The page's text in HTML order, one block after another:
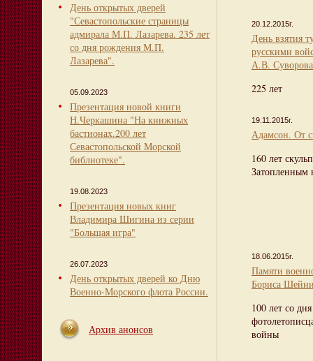
День открытых дверей
"Севастопольские страницы
адмирала М.П. Лазарева. 235 лет
со дня рождения М.П.
Лазарева".
05.09.2023
Презентация новой книги
Н.Черкашина "На книжных
бастионах.200 лет
Севастопольской Морской
библиотеке".
19.08.2023
Презентация новых книг
Владимира Шигина из серии
"Большая игра"
26.07.2023
День открытых дверей ко Дню
Военно-Морского флота России.
Архив анонсов
20.12.2015г.
День взятия
русскими
А.В.
225 лет
19.11.2015г.
Адамсон. От
160 лет
Затопленным
18.06.2015г.
Памяти
Бориса
100 лет со
войны